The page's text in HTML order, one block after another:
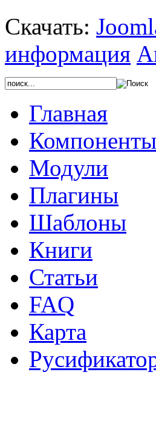
Скачать:
информация
Главная
Компоненты
Модули
Плагины
Шаблоны
Книги
Статьи
FAQ
Карта